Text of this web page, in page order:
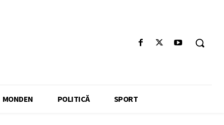
MONDEN POLITICĂ SPORT